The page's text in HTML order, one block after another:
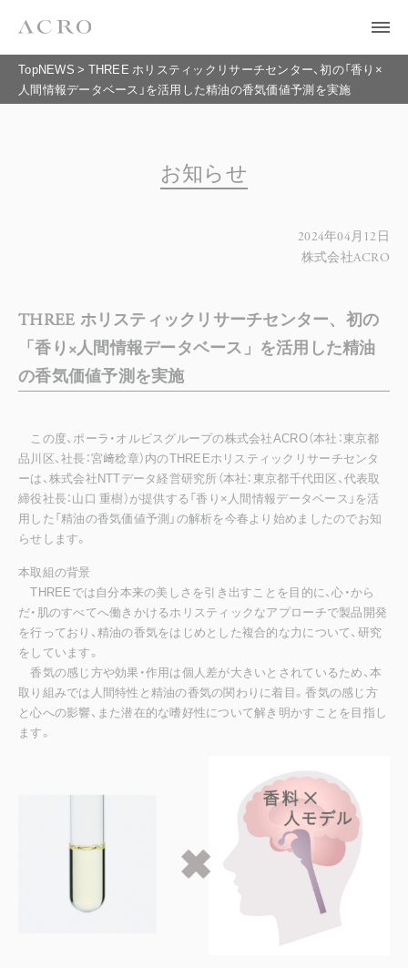
TopNEWS > THREE ホリスティックリサーチセンター、初の「香り×
人間情報データベース」を活用した精油の香気価値予測を実施
お知らせ
2024年04月12日
株式会社ACRO
THREE ホリスティックリサーチセンター、初の
「香り×人間情報データベース」を活用した精油
の香気価値予測を実施
この度、ポーラ・オルビスグループの株式会社ACRO（本社：東京都
品川区、社長：宮﨑稔章）内のTHREEホリスティックリサーチセンタ
ーは、株式会社NTTデータ経営研究所（本社：東京都千代田区、代表取
締役社長：山口 重樹）が提供する「香り×人間情報データベース」を活
用した「精油の香気価値予測」の解析を今春より始めましたのでお知
らせします。
本取組の背景
THREEでは自分本来の美しさを引き出すことを目的に、心・から
だ・肌のすべてへ働きかけるホリスティックなアプローチで製品開発
を行っており、精油の香気をはじめとした複合的な力について、研究
をしています。
香気の感じ方や効果・作用は個人差が大きいとされているため、本
取り組みでは人間特性と精油の香気の関わりに着目。香気の感じ方
と心への影響、また潜在的な嗜好性について解き明かすことを目指し
ます。